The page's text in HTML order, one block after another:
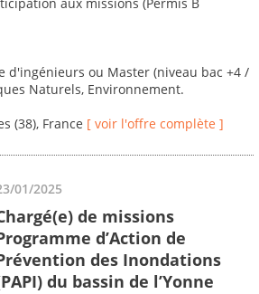
d'ingénieurs ou Master (niveau bac +4 /
Naturels, Environnement.
(38), France [ voir l'offre complète ]
01/2025
de missions
d’Action de
des Inondations
du bassin de l’Yonne